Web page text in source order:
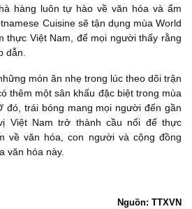
hàng luôn tự hào về văn hóa và ẩm
Cuisine sẽ tận dụng mùa World
thực Việt Nam, để mọi người thấy rằng
dẫn.
món ăn nhẹ trong lúc theo dõi trận
thêm một sân khấu đặc biệt trong mùa
đó, trái bóng mang mọi người đến gần
Việt Nam trở thành cầu nối để thực
về văn hóa, con người và cộng đồng
văn hóa này.
Nguồn: TTXVN